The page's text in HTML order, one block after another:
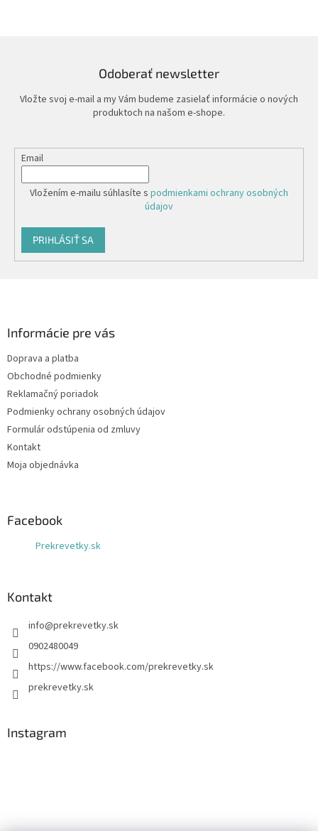
Odoberať newsletter
Vložte svoj e-mail a my Vám budeme zasielať informácie o nových
produktoch na našom e-shope.
Email
Vložením e-mailu súhlasíte s podmienkami ochrany osobných
údajov
PRIHLÁSIŤ SA
Informácie pre vás
Doprava a platba
Obchodné podmienky
Reklamačný poriadok
Podmienky ochrany osobných údajov
Formulár odstúpenia od zmluvy
Kontakt
Moja objednávka
Facebook
Prekrevetky.sk
Kontakt
info@prekrevetky.sk
0902480049
https://www.facebook.com/prekrevetky.sk
prekrevetky.sk
Instagram